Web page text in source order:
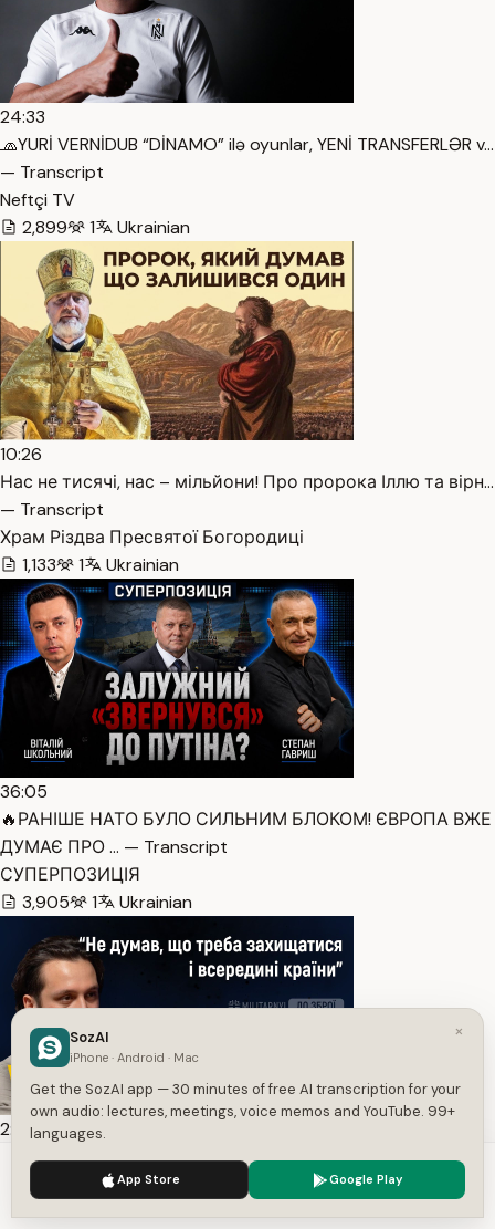
24:33
🧢YURİ VERNİDUB “DİNAMO” ilə oyunlar, YENİ TRANSFERLƏR v…
— Transcript
Neftçi TV
2,899
1 Ukrainian
10:26
Нас не тисячі, нас – мільйони! Про пророка Іллю та вірн…
— Transcript
Храм Різдва Пресвятої Богородиці
1,133
1 Ukrainian
36:05
🔥РАНІШЕ НАТО БУЛО СИЛЬНИМ БЛОКОМ! ЄВРОПА ВЖЕ
ДУМАЄ ПРО … — Transcript
СУПЕРПОЗИЦІЯ
3,905
1 Ukrainian
2:01:52
Олексій Бабенко: Обшуки у Vyriy, зустріч з Сирським,
зв… — Transcript
We use cookies to enhance your experience.
×
SozAI
iPhone · Android · Mac
Get the SozAI app — 30 minutes of free AI transcription for your
own audio: lectures, meetings, voice memos and YouTube. 99+
languages.
App Store Google Play